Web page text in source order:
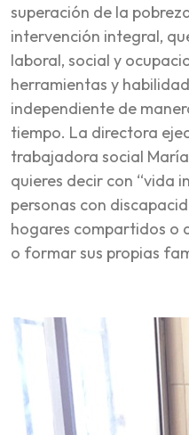
superación de la
intervención integral,
laboral, social y
herramientas y
independiente de
tiempo. La directora
trabajadora social
quieres decir con “vida
personas con
hogares compartidos o
o formar sus propias